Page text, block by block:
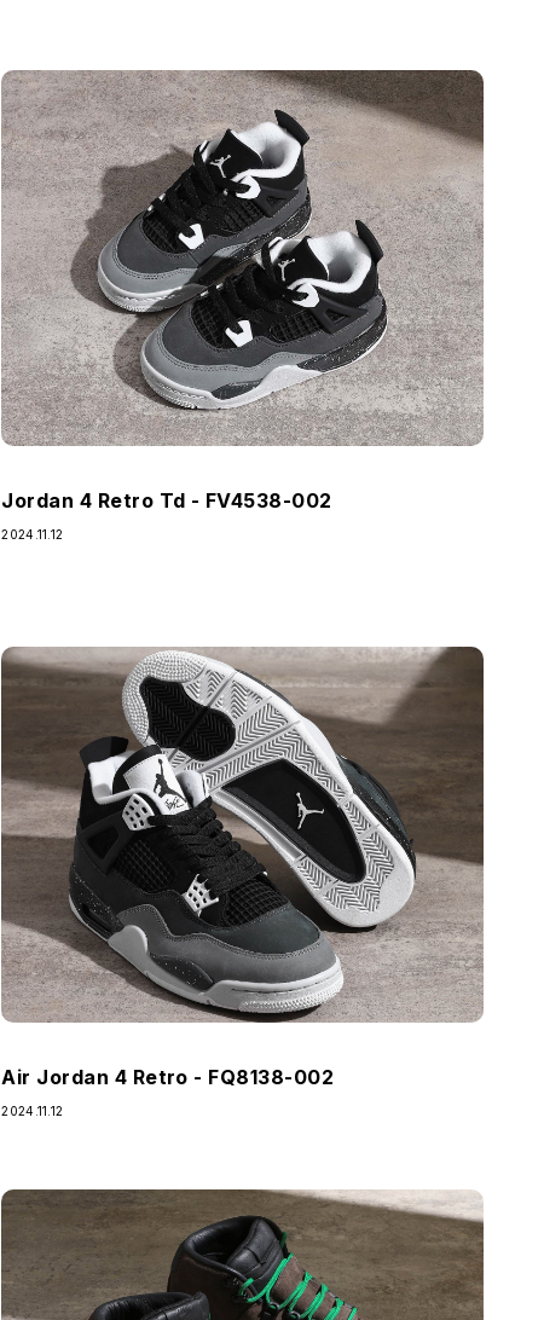
Jordan 4 Retro Td - FV4538-002
2024.11.12
Air Jordan 4 Retro - FQ8138-002
2024.11.12